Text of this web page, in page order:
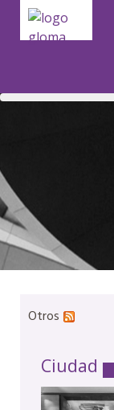
Otros
Ciudad